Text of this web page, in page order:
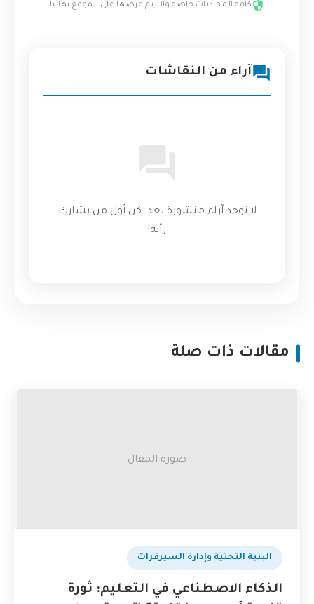
كافة المحادثات خاصة ولا يتم عرضها على الموقع نهائياً
آراء من النقاشات
لا توجد آراء منشورة بعد. كن أول من يشارك
رأيه!
مقالات ذات صلة
صورة المقال
البنية التحتية وإدارة السيرفرات
الذكاء الاصطناعي في التعليم: ثورة